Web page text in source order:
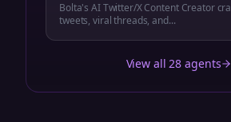
Bolta's AI Twitter/X Content Creator
tweets, viral threads, and...
View all 28 agents